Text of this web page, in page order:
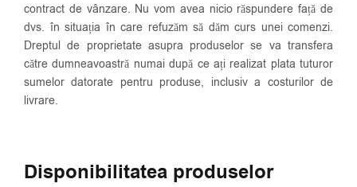
contract de vânzare. Nu vom avea nicio răspundere față de
dvs. în situația în care refuzăm să dăm curs unei comenzi.
Dreptul de proprietate asupra produselor se va transfera
către dumneavoastră numai după ce ați realizat plata tuturor
sumelor datorate pentru produse, inclusiv a costurilor de
livrare.
Disponibilitatea produselor